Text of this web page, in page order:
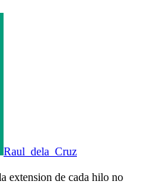
Raul_dela_Cruz
extension de cada hilo no